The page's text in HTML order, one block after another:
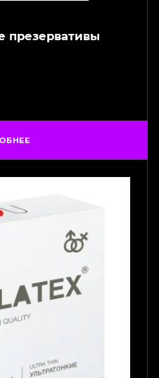
презервативы